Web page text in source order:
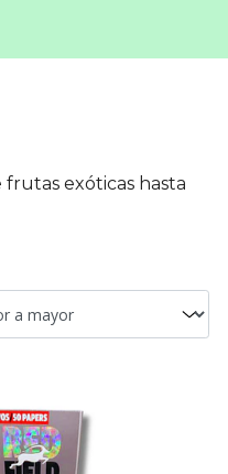
exóticas hasta